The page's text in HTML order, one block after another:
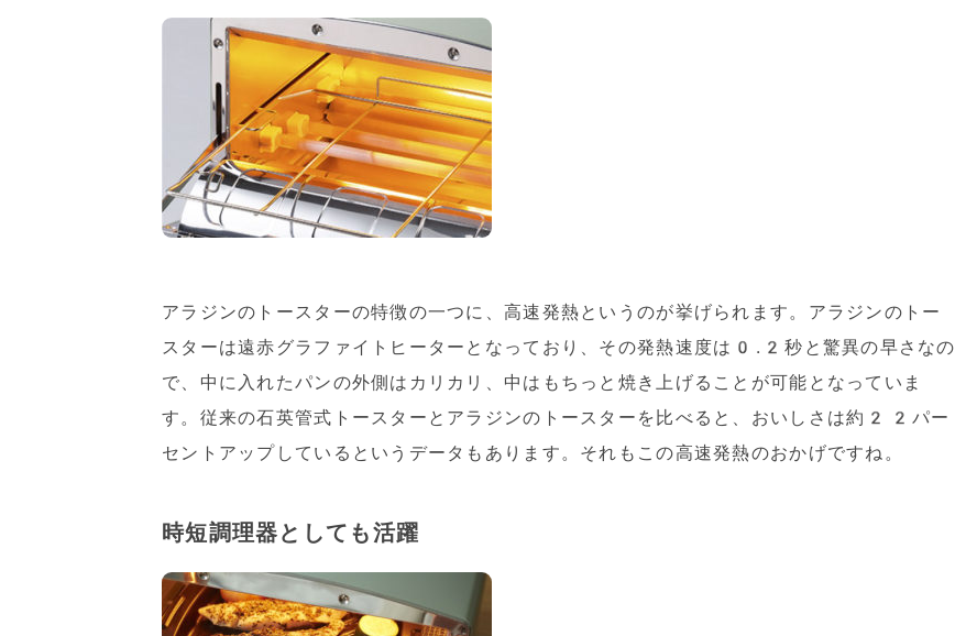
アラジンのトースターの特徴の一つに、高速発熱というのが挙げられます。アラジンのトー
スターは遠赤グラファイトヒーターとなっており、その発熱速度は0.2秒と驚異の早さなの
で、中に入れたパンの外側はカリカリ、中はもちっと焼き上げることが可能となっていま
す。従来の石英管式トースターとアラジンのトースターを比べると、おいしさは約22パー
セントアップしているというデータもあります。それもこの高速発熱のおかげですね。
時短調理器としても活躍